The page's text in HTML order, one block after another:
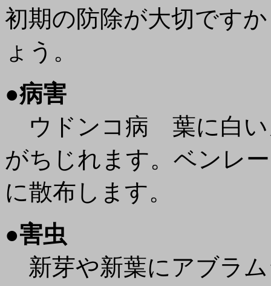
初期の防除が大切です
ょう。
●病害
ウドンコ病 葉に白い
がちじれます。ベンレ
に散布します。
●害虫
新芽や新葉にアブラ